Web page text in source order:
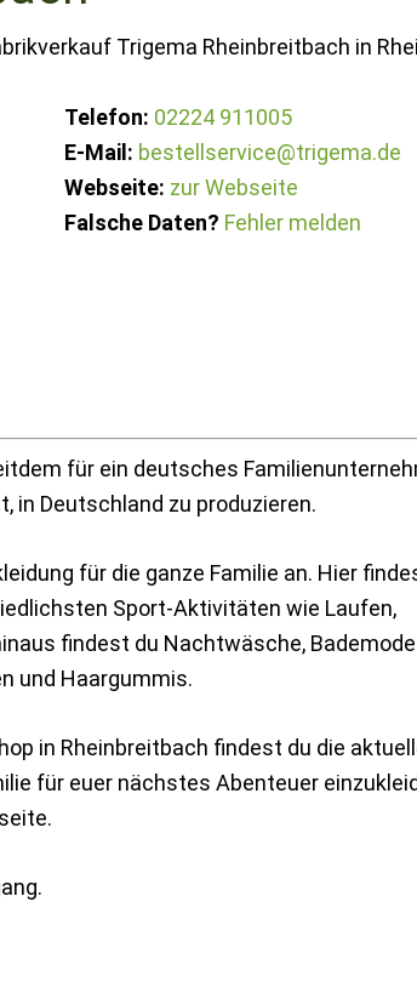
Trigema Rheinbreitbach in
Telefon: 02224 911005
E-Mail: bestellservice@trigema.de
Webseite: zur Webseite
Falsche Daten? Fehler melden
für ein deutsches
in Deutschland zu produzieren.
für die ganze Familie an. Hier
Sport-Aktivitäten wie Laufen,
findest du Nachtwäsche,
und Haargummis.
in Rheinbreitbach findest du die
für euer nächstes Abenteuer